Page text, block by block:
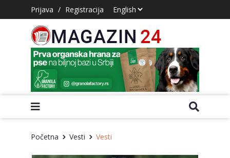
Prijava / Registracija
Početna Vesti Vesti